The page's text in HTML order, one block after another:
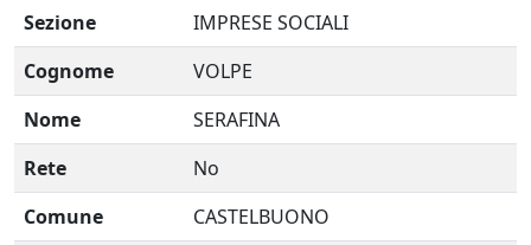
Sezione
IMPRESE SOCIALI
Cognome
VOLPE
Nome
SERAFINA
Rete
No
Comune
CASTELBUONO